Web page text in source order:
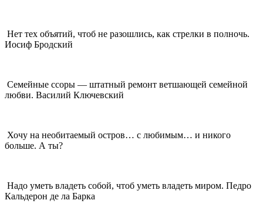
Нет тех объятий, чтоб не разошлись, как стрелки в полночь.
Иосиф Бродский
Семейные ссоры — штатный ремонт ветшающей семейной
любви. Василий Ключевский
Хочу на необитаемый остров… с любимым… и никого
больше. А ты?
Надо уметь владеть собой, чтоб уметь владеть миром. Педро
Кальдерон де ла Барка